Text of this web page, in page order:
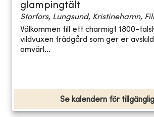
glampingtält
Storfors, Lungsund, Kristinehamn,
Välkommen till ett charmigt 1800-
vildvuxen trädgård som ger er
omvärl...
Se kalendern för